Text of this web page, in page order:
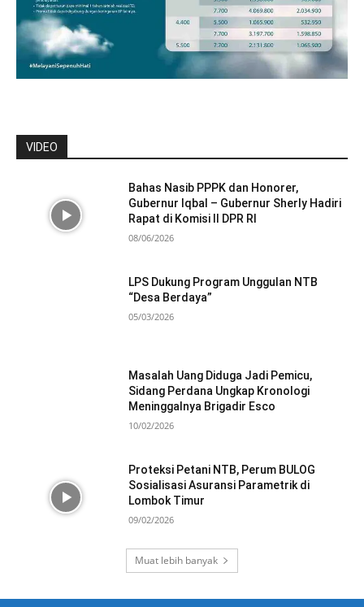
VIDEO
Bahas Nasib PPPK dan Honorer,
Gubernur Iqbal – Gubernur Sherly Hadiri
Rapat di Komisi II DPR RI
08/06/2026
LPS Dukung Program Unggulan NTB
“Desa Berdaya”
05/03/2026
Masalah Uang Diduga Jadi Pemicu,
Sidang Perdana Ungkap Kronologi
Meninggalnya Brigadir Esco
10/02/2026
Proteksi Petani NTB, Perum BULOG
Sosialisasi Asuransi Parametrik di
Lombok Timur
09/02/2026
Muat lebih banyak